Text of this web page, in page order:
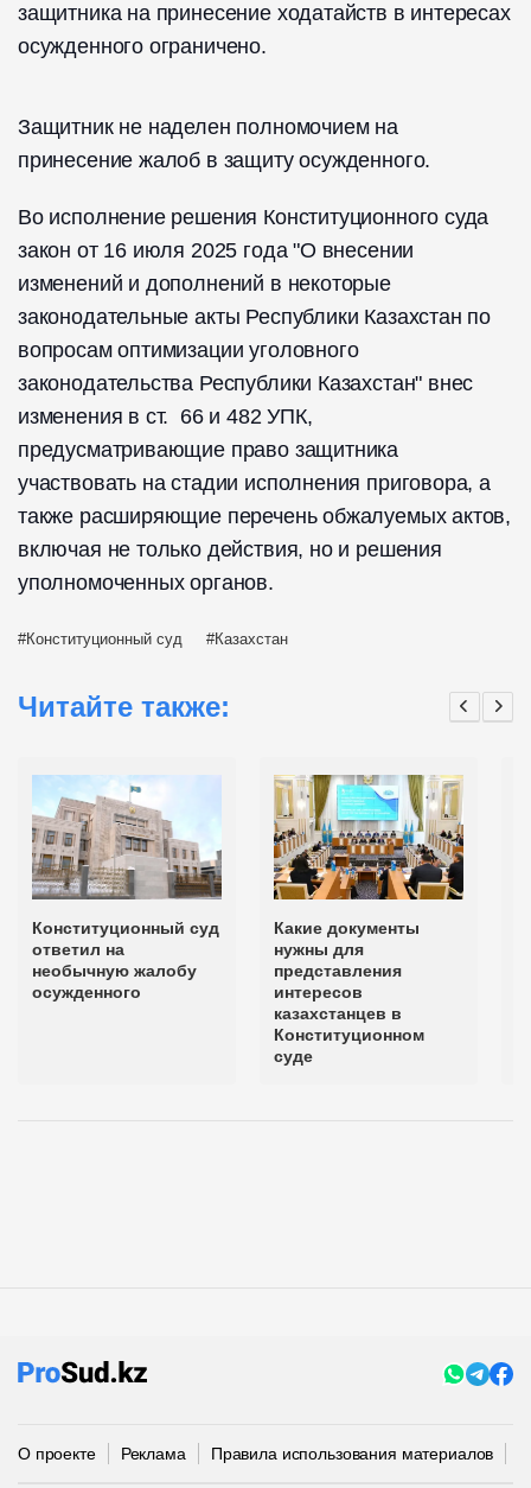
защитника на принесение ходатайств в интересах
осужденного ограничено.
Защитник не наделен полномочием на
принесение жалоб в защиту осужденного.
Во исполнение решения Конституционного суда
закон от 16 июля 2025 года "О внесении
изменений и дополнений в некоторые
законодательные акты Республики Казахстан по
вопросам оптимизации уголовного
законодательства Республики Казахстан" внес
изменения в ст. 66 и 482 УПК,
предусматривающие право защитника
участвовать на стадии исполнения приговора, а
также расширяющие перечень обжалуемых актов,
включая не только действия, но и решения
уполномоченных органов.
Конституционный суд Казахстан
Читайте также:
Конституционный суд
ответил на
необычную жалобу
осужденного
Какие документы
нужны для
представления
интересов
казахстанцев в
Конституционном
суде
О проекте Реклама Правила использования материалов